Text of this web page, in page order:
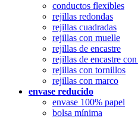
conductos flexibles
rejillas redondas
rejillas cuadradas
rejillas con muelle
rejillas de encastre
rejillas de encastre
rejillas con tornillos
rejillas con marco
envase reducido
envase 100% papel
bolsa mínima